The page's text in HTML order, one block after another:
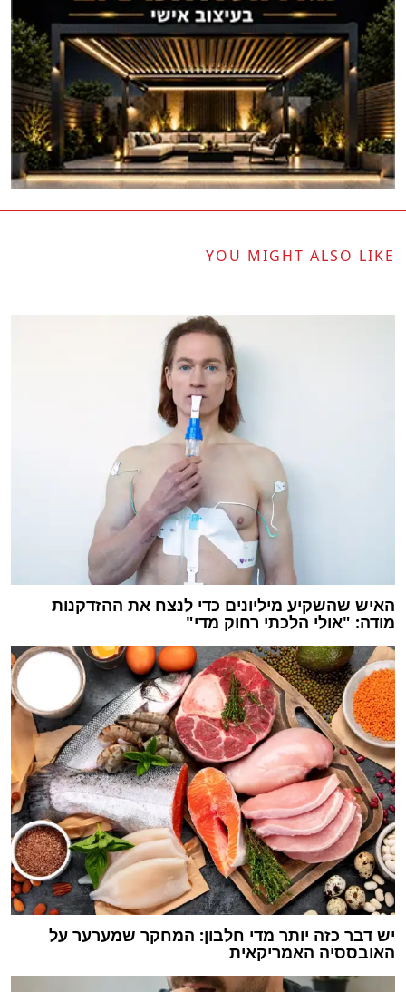
YOU MIGHT ALSO LIKE
האיש שהשקיע מיליונים כדי לנצח את ההזדקנות
מודה: "אולי הלכתי רחוק מדי"
יש דבר כזה יותר מדי חלבון: המחקר שמערער על
האובססיה האמריקאית